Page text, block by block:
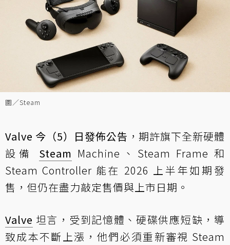
圖／Steam
Valve 今（5）日發佈公告 ，期許旗下全新硬體
設備 Steam Machine、Steam Frame 和
Steam Controller 能在 2026 上半年如期發
售，但仍在盡力敲定售價與上市日期。
Valve 坦言，受到記憶體、硬碟供應短缺，導
致成本不斷上漲，他們必須重新審視 Steam